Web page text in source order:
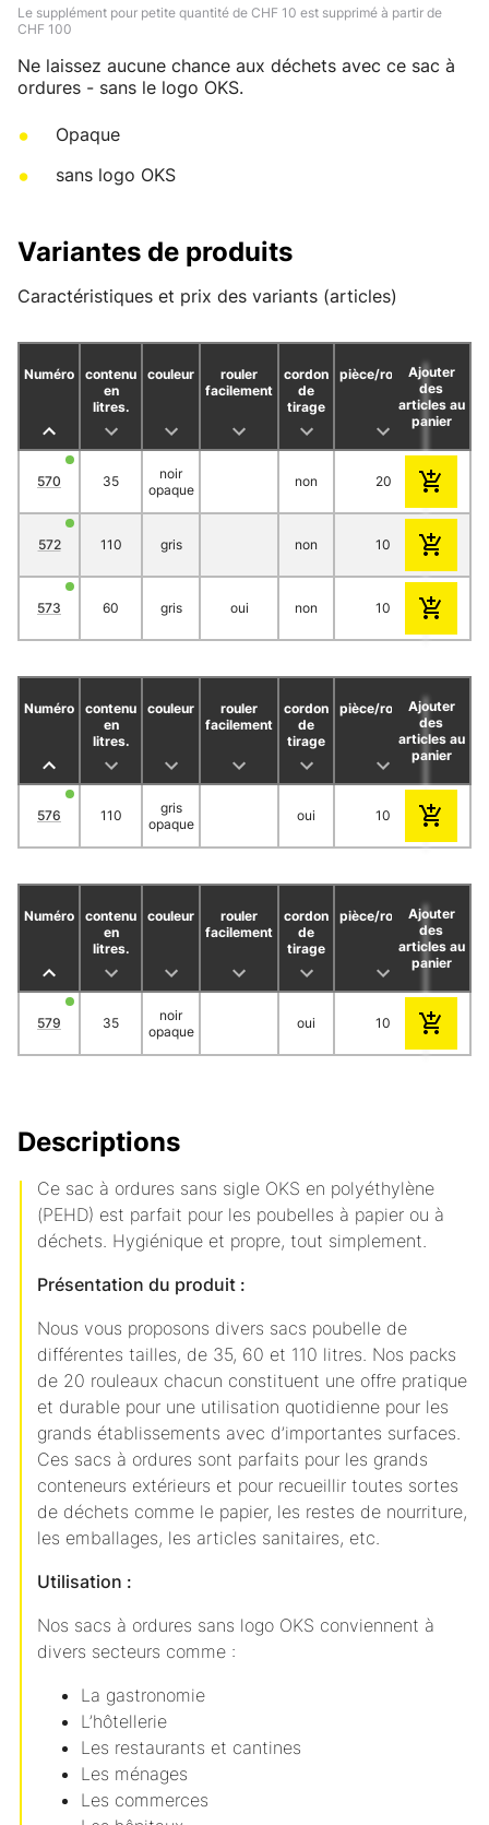
Le supplément pour petite quantité de CHF 10 est supprimé à partir de
CHF 100
Ne laissez aucune chance aux déchets avec ce sac à
ordures - sans le logo OKS.
Opaque
sans logo OKS
Variantes de produits
Caractéristiques et prix des variants (articles)
Numéro
contenu
en
litres.
couleur
rouler
facilement
cordon
de
tirage
pièce/rouleauAjouter
des
articles au
panier
570 35
noir
opaque
non 20
572 110 gris non 10
573 60 gris oui non 10
Numéro
contenu
en
litres.
couleur
rouler
facilement
cordon
de
tirage
pièce/rouleauAjouter
des
articles au
panier
576 110
gris
opaque
oui 10
Numéro
contenu
en
litres.
couleur
rouler
facilement
cordon
de
tirage
pièce/rouleauAjouter
des
articles au
panier
579 35
noir
opaque
oui 10
Descriptions
Ce sac à ordures sans sigle OKS en polyéthylène
(PEHD) est parfait pour les poubelles à papier ou à
déchets. Hygiénique et propre, tout simplement.
Présentation du produit :
Nous vous proposons divers sacs poubelle de
différentes tailles, de 35, 60 et 110 litres. Nos packs
de 20 rouleaux chacun constituent une offre pratique
et durable pour une utilisation quotidienne pour les
grands établissements avec d’importantes surfaces.
Ces sacs à ordures sont parfaits pour les grands
conteneurs extérieurs et pour recueillir toutes sortes
de déchets comme le papier, les restes de nourriture,
les emballages, les articles sanitaires, etc.
Utilisation :
Nos sacs à ordures sans logo OKS conviennent à
divers secteurs comme :
La gastronomie
L’hôtellerie
Les restaurants et cantines
Les ménages
Les commerces